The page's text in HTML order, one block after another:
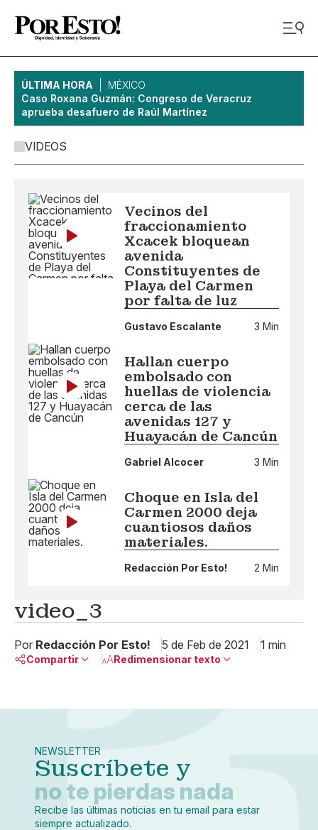
ÚLTIMA HORA
MÉXICO
Caso Roxana Guzmán: Congreso de Veracruz
aprueba desafuero de Raúl Martínez
VIDEOS
Vecinos del
fraccionamiento
Xcacek bloquean
avenida
Constituyentes de
Playa del Carmen
por falta de luz
Gustavo Escalante 3 Min
Hallan cuerpo
embolsado con
huellas de violencia
cerca de las
avenidas 127 y
Huayacán de Cancún
Gabriel Alcocer 3 Min
Choque en Isla del
Carmen 2000 deja
cuantiosos daños
materiales.
Redacción Por Esto! 2 Min
video_3
Por Redacción Por Esto! 5 de Feb de 2021 1 min
Compartir
Copiar enlace
Redimensionar texto
NEWSLETTER
Suscríbete y
no te pierdas nada
Recibe las últimas noticias en tu email para estar
siempre actualizado.